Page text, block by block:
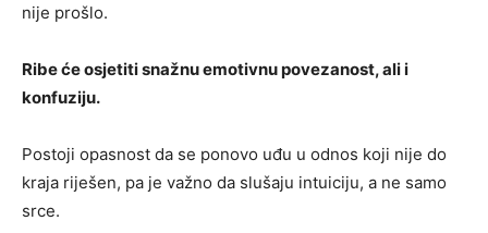
nije prošlo.
Ribe će osjetiti snažnu emotivnu povezanost, ali i
konfuziju.
Postoji opasnost da se ponovo uđu u odnos koji nije do
kraja riješen, pa je važno da slušaju intuiciju, a ne samo
srce.